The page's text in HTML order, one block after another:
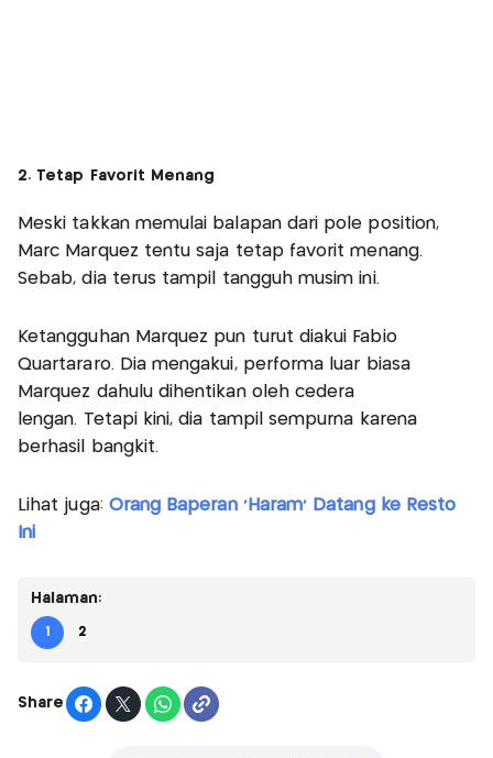
2. Tetap Favorit Menang
Meski takkan memulai balapan dari pole position,
Marc Marquez tentu saja tetap favorit menang.
Sebab, dia terus tampil tangguh musim ini.
Ketangguhan Marquez pun turut diakui Fabio
Quartararo. Dia mengakui, performa luar biasa
Marquez dahulu dihentikan oleh cedera
lengan. Tetapi kini, dia tampil sempurna karena
berhasil bangkit.
Lihat juga: Orang Baperan 'Haram' Datang ke Resto
Ini
Halaman:
1 2
Share